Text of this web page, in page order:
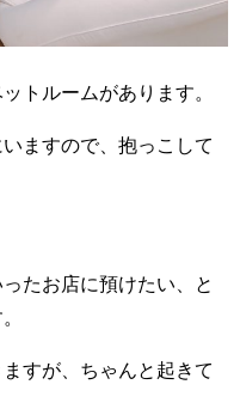
トルームがあります。
ますので、抱っこして
たお店に預けたい、と
すが、ちゃんと起きて